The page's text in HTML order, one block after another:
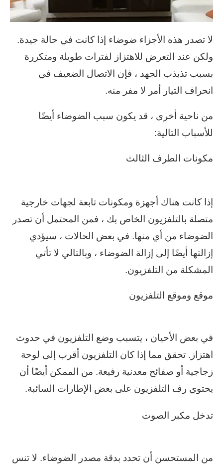
لا تصدر هذه الأجزاء ضوضاء إذا كانت في حالة جيدة.
ولكن عند التعرض للاهتزاز لفترات طويلة ومتكررة
بسبب تذبذب الجهد ، فإن الاتصال الضعيف في
انحراف التيار أمر لا مفر منه.
من ناحية أخرى ، قد يكون سبب الضوضاء أيضًا
للأسباب التالية:
مكونات الطرف الثالث
إذا كانت هناك أجهزة ومكونات تابعة لجهات خارجية
متصلة بالتلفزيون الخاص بك ، فمن المحتمل أن تصدر
الضوضاء من أي منها. في بعض الحالات ، سيؤدي
إزالتها أيضًا إلى إزالة الضوضاء ، وبالتالي لا تأتي
المشكلة من التلفزيون.
موقع وموقع التلفزيون
في بعض الأحيان ، يتسبب وضع التلفزيون في حدوث
اهتزاز. تحقق مما إذا كان التلفزيون أقرب إلى لوحة
زجاجية أو صفائح معدنية رفيعة. من الممكن أيضًا أن
يحتوي رف التلفزيون على بعض الإطارات السائبة.
تدخل مكبر الصوت
من المستحسن أن تحدد بدقة مصدر الضوضاء. لا تنس